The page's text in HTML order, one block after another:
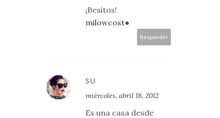
¡Besitos!
milowcost●
Responder
SU
miércoles, abril 18, 2012
Es una casa desde